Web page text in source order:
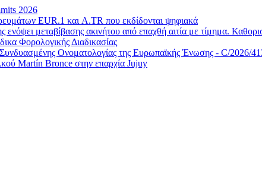
2026
EUR.1 και A.TR που εκδίδονται ψηφιακά
μεταβίβασης ακινήτου από επαχθή αιτία με τίμημα.
Φορολογικής Διαδικασίας
Ονοματολογίας της Ευρωπαϊκής Ένωσης - C/2026/
Martín Bronce στην επαρχία Jujuy